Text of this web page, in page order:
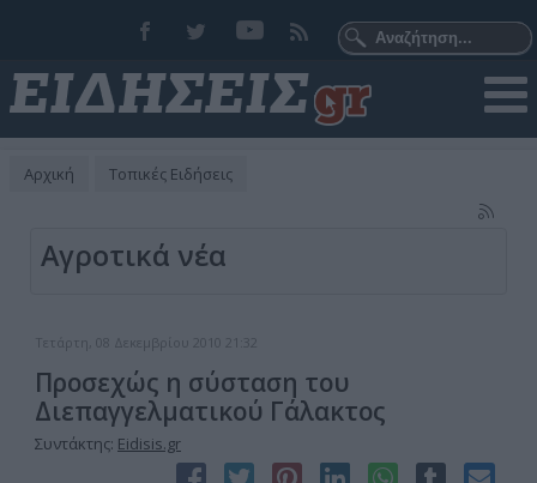
Αρχική Τοπικές Ειδήσεις
Αγροτικά νέα
Τετάρτη, 08 Δεκεμβρίου 2010 21:32
Προσεχώς η σύσταση του
Διεπαγγελματικού Γάλακτος
Συντάκτης: Eidisis.gr